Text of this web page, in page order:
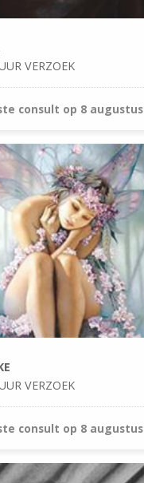
VERZOEK
consult op 8 augustus
VERZOEK
consult op 8 augustus